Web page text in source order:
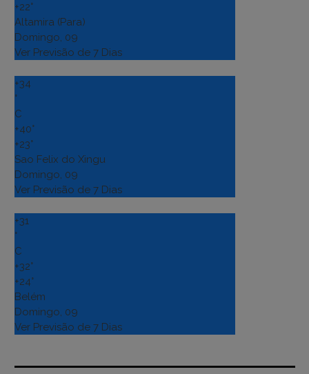
+22°
Altamira (Para)
Domingo, 09
Ver Previsão de 7 Dias
+34
°
C
+40°
+23°
Sao Felix do Xingu
Domingo, 09
Ver Previsão de 7 Dias
+31
°
C
+32°
+24°
Belém
Domingo, 09
Ver Previsão de 7 Dias